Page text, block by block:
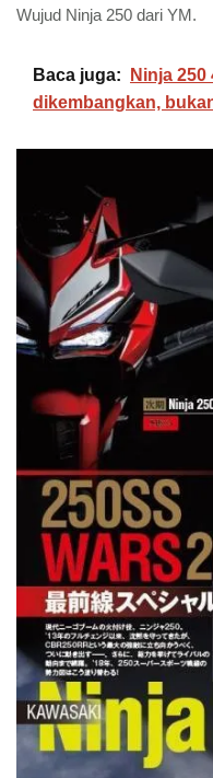
Wujud Ninja 250 dari YM.
Baca juga:
Ninja
dikembangkan,